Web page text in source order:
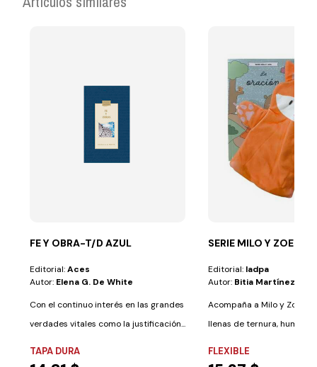
FE Y OBRA-T/D AZUL
Editorial:Aces
Autor: Elena G. De White
Con el continuo interés en las grandes
verdades vitales como la justificación...
TAPA DURA
SERIE MILO Y ZOE
Editorial: Iadpa
Autor: Bitia Martínez
Acompaña a Milo y Zoe
llenas de ternura, humor y
FLEXIBLE